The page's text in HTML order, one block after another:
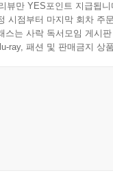
뷰만 YES포인트 지급됩니
시점부터 마지막 회차 주
스는 사락 독서모임 게시
ray, 패션 및 판매금지 상